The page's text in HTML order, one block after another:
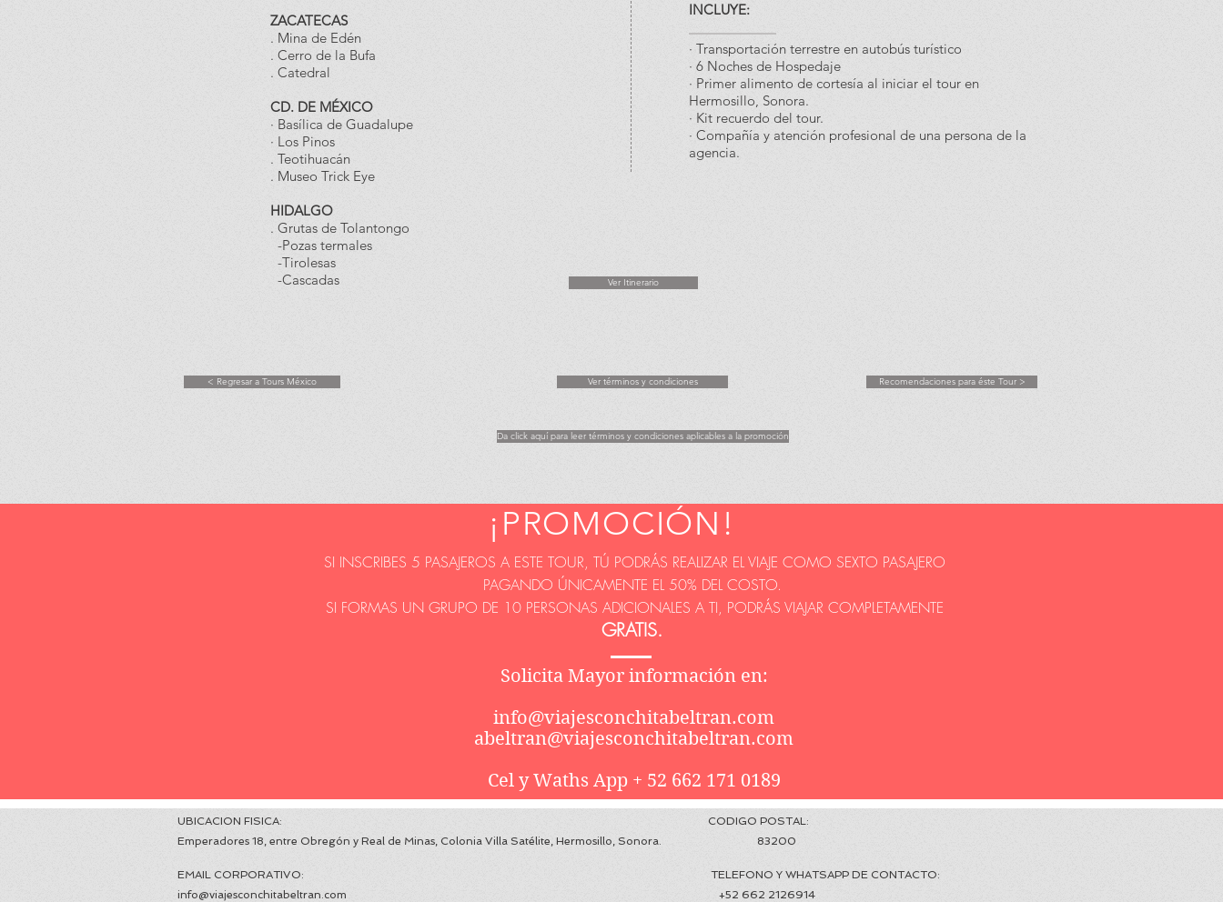
ZACATECAS
. Mina de Edén
. Cerro de la Bufa
. Catedral
CD. DE MÉXICO
· Basílica de Guadalupe
· Los Pinos
. Teotihuacán
. Museo Trick Eye
HIDALGO
. Grutas de Tolantongo
-Pozas termales
-Tirolesas
-Cascadas
INCLUYE:
· Transportación terrestre en autobús turístico
· 6 Noches de Hospedaje
· Primer alimento de cortesía al iniciar el tour en
Hermosillo, Sonora.
· Kit recuerdo del tour.
· Compañía y atención profesional de una persona de la
agencia.
Ver Itinerario
< Regresar a Tours México Ver términos y condiciones Recomendaciones para éste Tour >
Da click aquí para leer términos y condiciones aplicables a la promoción
¡PROMOCIÓN!
SI INSCRIBES 5 PASAJEROS A ESTE TOUR, TÚ PODRÁS REALIZAR EL VIAJE COMO SEXTO PASAJERO
PAGANDO ÚNICAMENTE EL 50% DEL COSTO.
SI FORMAS UN GRUPO DE 10 PERSONAS ADICIONALES A TI, PODRÁS VIAJAR COMPLETAMENTE
GRATIS.
Solicita Mayor información en:
info@viajesconchitabeltran.com
abeltran@viajesconchitabeltran.com
Cel y Waths App + 52 662 171 0189
UBICACION FISICA: CODIGO POSTAL:
Emperadores 18, entre Obregón y Real de Minas, Colonia Villa Satélite, Hermosillo, Sonora. 83200
EMAIL CORPORATIVO: TELEFONO Y WHATSAPP DE CONTACTO:
info@viajesconchitabeltran.com +52 662 2126914